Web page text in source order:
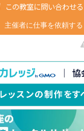
この教室に問い合わせる
主催者に仕事を依頼する